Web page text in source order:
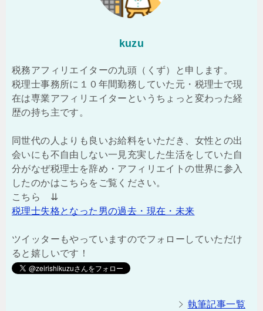
kuzu
税務アフィリエイターの九頭（くず）と申します。
税理士事務所に１０年間勤務していた元・税理士で現
在は専業アフィリエイターというちょっと変わった経
歴の持ち主です。
同世代の人よりも良いお給料をいただき、女性との出
会いにも不自由しない一見充実した生活をしていた自
分がなぜ税理士を辞め・アフィリエイトの世界に参入
したのかはこちらをご覧ください。
こちら ⇊
税理士失格となった男の過去・現在・未来
ツイッターもやっていますのでフォローしていただけ
ると嬉しいです！
執筆記事一覧